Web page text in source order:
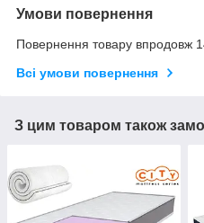
Умови повернення
Повернення товару впродовж
Всі умови повернення
З цим товаром також